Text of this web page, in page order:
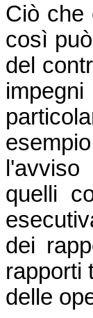
Ciò che
così
del
quelli
dei
rapporti
delle